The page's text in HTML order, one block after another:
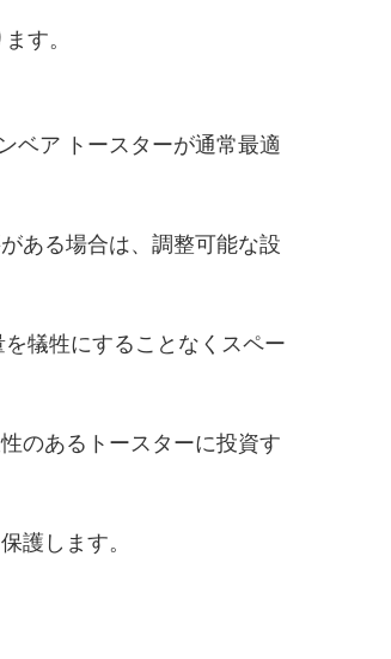
す。
ベア トースターが通常最適
ある場合は、調整可能な設
犠牲にすることなくスペー
のあるトースターに投資す
護します。